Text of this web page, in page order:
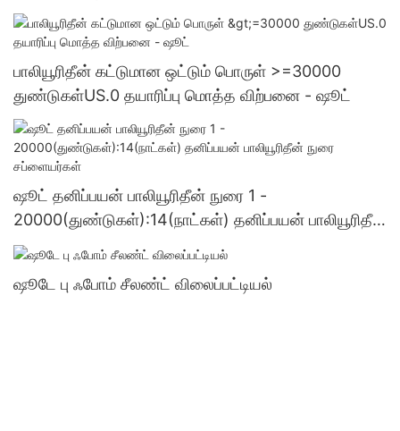
பாலியூரிதீன் கட்டுமான ஒட்டும் பொருள் >=30000
துண்டுகள்US.0 தயாரிப்பு மொத்த விற்பனை - ஷூட்
ஷூட் தனிப்பயன் பாலியூரிதீன் நுரை 1 -
20000(துண்டுகள்):14(நாட்கள்) தனிப்பயன் பாலியூரிதீன்
நுரை சப்ளையர்கள்
ஷூடே பு ஃபோம் சீலண்ட் விலைப்பட்டியல்